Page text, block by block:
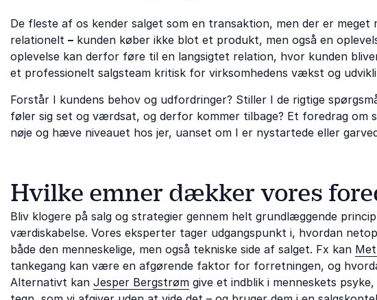
De fleste af os kender salget som en transaktion, men der er meget
relationelt – kunden køber ikke blot et produkt, men også en
oplevelse kan derfor føre til en langsigtet relation, hvor kunden
et professionelt salgsteam kritisk for virksomhedens vækst og
Forstår I kundens behov og udfordringer? Stiller I de rigtige
føler sig set og værdsat, og derfor kommer tilbage? Et foredrag om
nøje og hæve niveauet hos jer, uanset om I er nystartede eller
Hvilke emner dækker vores
Bliv klogere på salg og strategier gennem helt grundlæggende
værdiskabelse. Vores eksperter tager udgangspunkt i, hvordan
både den menneskelige, men også tekniske side af salget. Fx kan
tankegang kan være en afgørende faktor for forretningen, og
Alternativt kan Jesper Bergstrøm give et indblik i menneskets